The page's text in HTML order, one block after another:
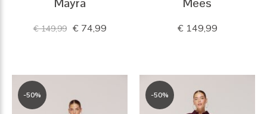
Mayra
€ 149,99 € 74,99
Mees
€ 149,99
-50% -50%